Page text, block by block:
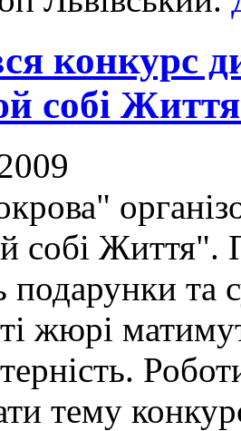
конкурс
собі
собі Життя".
та
жюрі
тему